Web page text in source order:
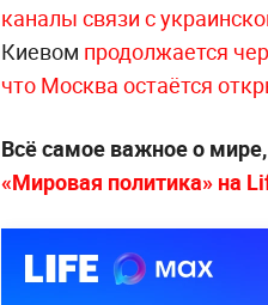
каналы связи с
Киевом продолжается
что Москва остаётся
Всё самое важное о
«Мировая политика» на